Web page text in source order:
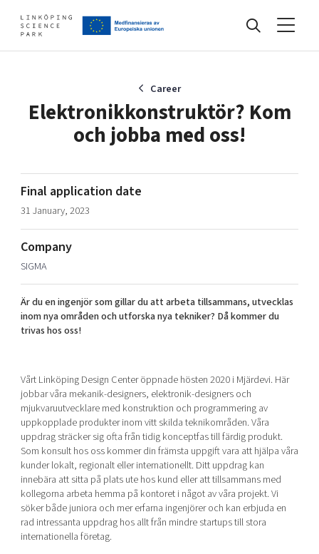
Find your network
Artificial intelligence
Cybersecurity
Internet of Things
Manufacturing industries
Global talent
Visual technologies
Shaping cities and regions
Bright East
East Sweden Tech Women
Reversed mentorship
Current offers and activities
Develop your company
Upgrade your skills & master new ones
Tech startups
Upscaling
Startup & industry collaboration
Offers to boost your business
Funding opportunities
About
Our story, mission & vision
Our community of companies
Publications
Project toolbox
Our clusters
Reach out to us
Locations
40 years anniversary
Career
Elektronikkonstruktör? Kom
och jobba med oss!
Final application date
31 January, 2023
Company
SIGMA
Är du en ingenjör som gillar du att arbeta tillsammans, utvecklas
inom nya områden och utforska nya tekniker? Då kommer du
trivas hos oss!
Vårt Linköping Design Center öppnade hösten 2020 i Mjärdevi. Här
jobbar våra mekanik-designers, elektronik-designers och
mjukvaruutvecklare med konstruktion och programmering av
uppkopplade produkter inom vitt skilda teknikområden. Våra
uppdrag sträcker sig ofta från tidig konceptfas till färdig produkt.
Som konsult hos oss kommer din främsta uppgift vara att hjälpa våra
kunder lokalt, regionalt eller internationellt. Ditt uppdrag kan
innebära att sitta på plats ute hos kund eller att tillsammans med
kollegorna arbeta hemma på kontoret i något av våra projekt. Vi
söker både juniora och mer erfarna ingenjörer och kan erbjuda en
rad intressanta uppdrag hos allt från mindre startups till stora
internationella företag.